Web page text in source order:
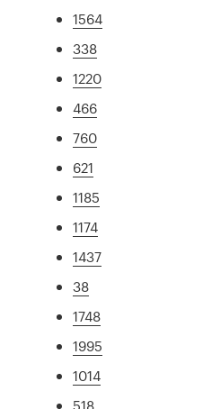
1564
338
1220
466
760
621
1185
1174
1437
38
1748
1995
1014
518